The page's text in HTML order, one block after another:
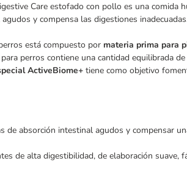
Care estofado con pollo es una comida
y compensa las digestiones
está compuesto por materia prima para
perros contiene una cantidad equilibrada de
ActiveBiome+ tiene como objetivo
absorción intestinal agudos y compensar
de alta digestibilidad, de elaboración suave,